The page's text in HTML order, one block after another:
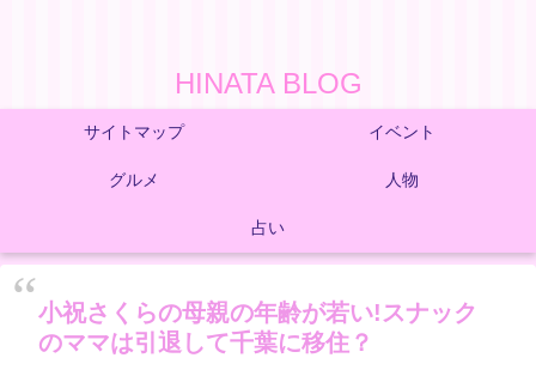
HINATA BLOG
サイトマップ イベント
グルメ 人物
占い
小祝さくらの母親の年齢が若い!スナック
のママは引退して千葉に移住？